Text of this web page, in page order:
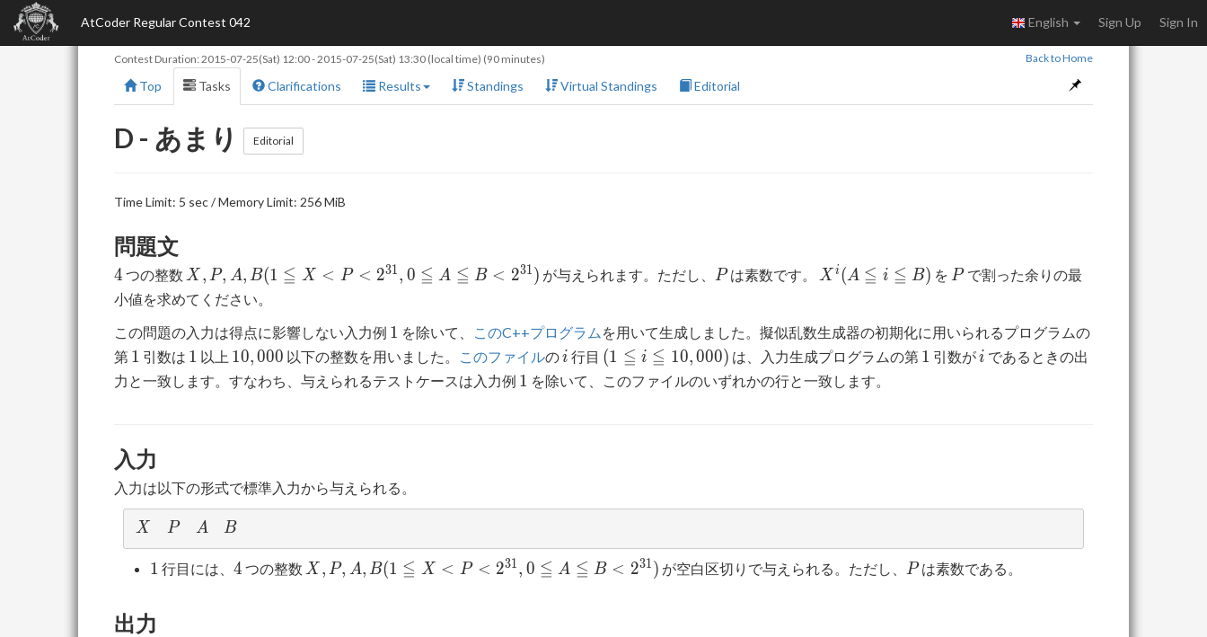
AtCoder Regular Contest 042 English Sign Up Sign In
Contest Duration: 2015-07-25(Sat) 12:00-2015-07-25(Sat) 13:30 (local time) (90 minutes) Back to Home
Top Tasks Clarifications Results Standings Virtual Standings Editorial
D - あまり Editorial
Time Limit: 5 sec / Memory Limit: 256 MiB
問題文
4
4 つの整数 X, P, A,
B (1 ≦
X < P
<
2^{31},
0 ≦ A
X , P, A, B(1 ≦ X < P < 231, 0 ≦ A ≦ B < 231 ) が与えられます。ただし、 P
Pは素数です。
X^i
≦
B)
X i (A ≦ i ≦ B) を P
P で割った余りの最
小値を求めてください。
この問題の入力は得点に影響しない入力例 1
1 を除いて、 このC++プログラム を用いて生成しました。擬似乱数生成器の初期化に用いられるプログラムの
第 1
1 引数は 1
1 以上 10,000
10,000 以下の整数を用いました。 このファイルのi
i 行目 (1 ≦ i
≦
(1 ≦ i ≦ 10,000) は、入力生成プログラムの第 1
1 引数がi
i であるときの出
力と一致します。すなわち、与えられるテストケースは入力例 1
1 を除いて、このファイルのいずれかの行と一致します。
入力
入力は以下の形式で標準入力から与えられる。
X
X P
P A
A B
B
1
1 行目には、 4
4 つの整数 X, P, A,
X , P, A, B(1 ≦ X < P < 231, 0 ≦ A ≦ B < 231) が空白区切りで与えられる。ただし、 P
Pは素数である。
出力